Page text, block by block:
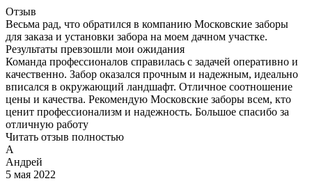
Отзыв
Весьма рад, что обратился в компанию Московские заборы
для заказа и установки забора на моем дачном участке.
Результаты превзошли мои ожидания
Команда профессионалов справилась с задачей оперативно и
качественно. Забор оказался прочным и надежным, идеально
вписался в окружающий ландшафт. Отличное соотношение
цены и качества. Рекомендую Московские заборы всем, кто
ценит профессионализм и надежность. Большое спасибо за
отличную работу
Читать отзыв полностью
А
Андрей
5 мая 2022